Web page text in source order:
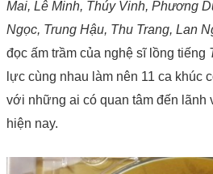
Mai, Lê Minh, Thúy Vinh, Phương
Ngọc, Trung Hậu, Thu Trang, Lan
đọc ấm trầm của nghệ sĩ lồng tiếng
lực cùng nhau làm nên 11 ca khúc
với những ai có quan tâm đến lãnh
hiện nay.